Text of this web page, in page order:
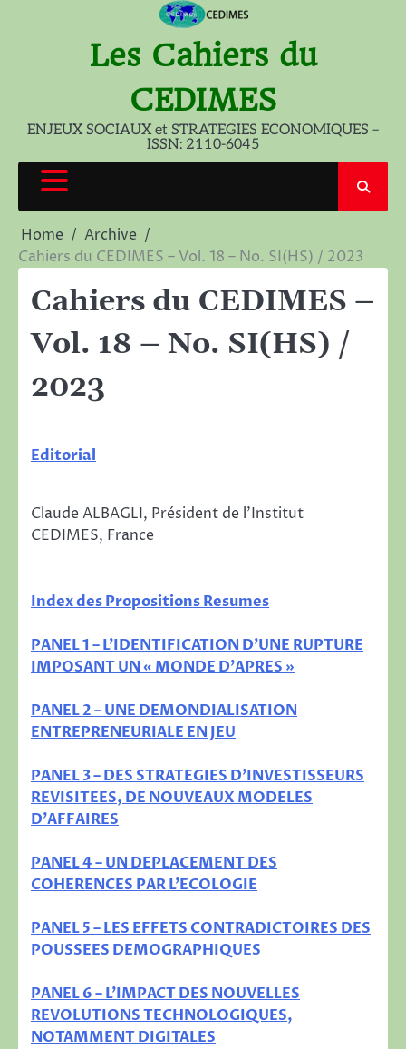
Les Cahiers du
CEDIMES
ENJEUX SOCIAUX et STRATEGIES ECONOMIQUES –
ISSN: 2110-6045
Home
Archive
Cahiers du CEDIMES – Vol. 18 – No. SI(HS) / 2023
Cahiers du CEDIMES –
Vol. 18 – No. SI(HS) /
2023
Editorial
Claude ALBAGLI, Président de l’Institut
CEDIMES, France
Index des Propositions Resumes
PANEL 1 – L’IDENTIFICATION D’UNE RUPTURE
IMPOSANT UN « MONDE D’APRES »
PANEL 2 – UNE DEMONDIALISATION
ENTREPRENEURIALE EN JEU
PANEL 3 – DES STRATEGIES D’INVESTISSEURS
REVISITEES, DE NOUVEAUX MODELES
D’AFFAIRES
PANEL 4 – UN DEPLACEMENT DES
COHERENCES PAR L’ECOLOGIE
PANEL 5 – LES EFFETS CONTRADICTOIRES DES
POUSSEES DEMOGRAPHIQUES
PANEL 6 – L’IMPACT DES NOUVELLES
REVOLUTIONS TECHNOLOGIQUES,
NOTAMMENT DIGITALES